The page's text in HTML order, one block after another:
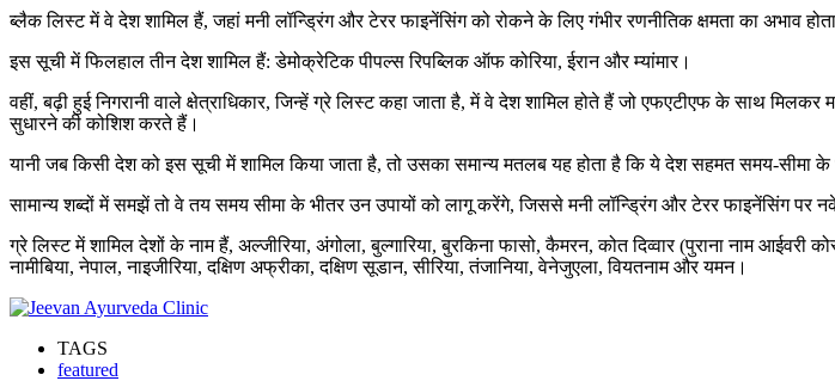
ब्लैक लिस्ट में वे देश शामिल हैं, जहां मनी लॉन्ड्रिंग और टेरर फाइनेंसिंग को रोकने के लिए गंभीर रणनीतिक क्षमता का अभाव
इस सूची में फिलहाल तीन देश शामिल हैं: डेमोक्रेटिक पीपल्स रिपब्लिक ऑफ कोरिया, ईरान और म्यांमार।
वहीं, बढ़ी हुई निगरानी वाले क्षेत्राधिकार, जिन्हें ग्रे लिस्ट कहा जाता है, में वे देश शामिल होते हैं जो एफएटीएफ के साथ
सुधारने की कोशिश करते हैं।
यानी जब किसी देश को इस सूची में शामिल किया जाता है, तो उसका समान्य मतलब यह होता है कि ये देश सहमत समय-सीमा
सामान्य शब्दों में समझें तो वे तय समय सीमा के भीतर उन उपायों को लागू करेंगे, जिससे मनी लॉन्ड्रिंग और टेरर फाइनेंसिंग
ग्रे लिस्ट में शामिल देशों के नाम हैं, अल्जीरिया, अंगोला, बुल्गारिया, बुरकिना फासो, कैमरन, कोत दिव्वार (पुराना नाम
नामीबिया, नेपाल, नाइजीरिया, दक्षिण अफ्रीका, दक्षिण सूडान, सीरिया, तंजानिया, वेनेजुएला, वियतनाम और यमन।
TAGS
featured